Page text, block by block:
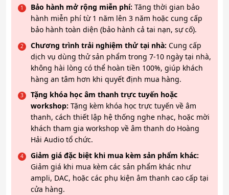
Bảo hành mở rộng miễn phí: Tăng thời gian bảo
hành miễn phí từ 1 năm lên 3 năm hoặc cung cấp
bảo hành toàn diện (bảo hành cả tai nạn, sự cố).
Chương trình trải nghiệm thử tại nhà: Cung cấp
dịch vụ dùng thử sản phẩm trong 7-10 ngày tại nhà,
không hài lòng có thể hoàn tiền 100%, giúp khách
hàng an tâm hơn khi quyết định mua hàng.
Tặng khóa học âm thanh trực tuyến hoặc
workshop: Tặng kèm khóa học trực tuyến về âm
thanh, cách thiết lập hệ thống nghe nhạc, hoặc mời
khách tham gia workshop về âm thanh do Hoàng
Hải Audio tổ chức.
Giảm giá đặc biệt khi mua kèm sản phẩm khác:
Giảm giá khi mua kèm các sản phẩm khác như
ampli, DAC, hoặc các phụ kiện âm thanh cao cấp tại
cửa hàng.